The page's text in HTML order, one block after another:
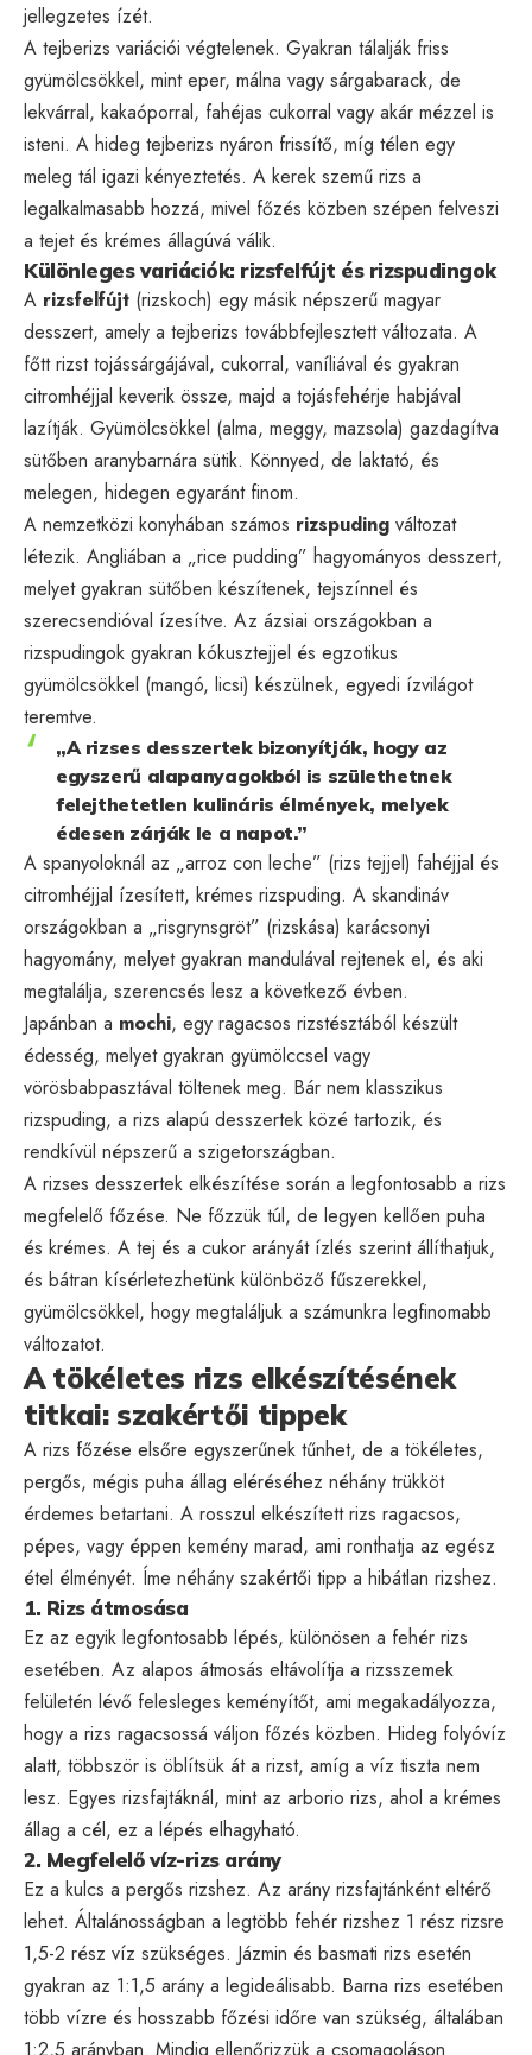
jellegzetes ízét.
A tejberizs variációi végtelenek. Gyakran tálalják friss
gyümölcsökkel, mint eper, málna vagy sárgabarack, de
lekvárral, kakaóporral, fahéjas cukorral vagy akár mézzel is
isteni. A hideg tejberizs nyáron frissítő, míg télen egy
meleg tál igazi kényeztetés. A kerek szemű rizs a
legalkalmasabb hozzá, mivel főzés közben szépen felveszi
a tejet és krémes állagúvá válik.
Különleges variációk: rizsfelfújt és rizspudingok
A rizsfelfújt (rizskoch) egy másik népszerű magyar
desszert, amely a tejberizs továbbfejlesztett változata. A
főtt rizst tojássárgájával, cukorral, vaníliával és gyakran
citromhéjjal keverik össze, majd a tojásfehérje habjával
lazítják. Gyümölcsökkel (alma, meggy, mazsola) gazdagítva
sütőben aranybarnára sütik. Könnyed, de laktató, és
melegen, hidegen egyaránt finom.
A nemzetközi konyhában számos rizspuding változat
létezik. Angliában a „rice pudding” hagyományos desszert,
melyet gyakran sütőben készítenek, tejszínnel és
szerecsendióval ízesítve. Az ázsiai országokban a
rizspudingok gyakran kókusztejjel és egzotikus
gyümölcsökkel (mangó, licsi) készülnek, egyedi ízvilágot
teremtve.
„A rizses desszertek bizonyítják, hogy az
egyszerű alapanyagokból is születhetnek
felejthetetlen kulináris élmények, melyek
édesen zárják le a napot.”
A spanyoloknál az „arroz con leche” (rizs tejjel) fahéjjal és
citromhéjjal ízesített, krémes rizspuding. A skandináv
országokban a „risgrynsgröt” (rizskása) karácsonyi
hagyomány, melyet gyakran mandulával rejtenek el, és aki
megtalálja, szerencsés lesz a következő évben.
Japánban a mochi, egy ragacsos rizstésztából készült
édesség, melyet gyakran gyümölccsel vagy
vörösbabpasztával töltenek meg. Bár nem klasszikus
rizspuding, a rizs alapú desszertek közé tartozik, és
rendkívül népszerű a szigetországban.
A rizses desszertek elkészítése során a legfontosabb a rizs
megfelelő főzése. Ne főzzük túl, de legyen kellően puha
és krémes. A tej és a cukor arányát ízlés szerint állíthatjuk,
és bátran kísérletezhetünk különböző fűszerekkel,
gyümölcsökkel, hogy megtaláljuk a számunkra legfinomabb
változatot.
A tökéletes rizs elkészítésének
titkai: szakértői tippek
A rizs főzése elsőre egyszerűnek tűnhet, de a tökéletes,
pergős, mégis puha állag eléréséhez néhány trükköt
érdemes betartani. A rosszul elkészített rizs ragacsos,
pépes, vagy éppen kemény marad, ami ronthatja az egész
étel élményét. Íme néhány szakértői tipp a hibátlan rizshez.
1. Rizs átmosása
Ez az egyik legfontosabb lépés, különösen a fehér rizs
esetében. Az alapos átmosás eltávolítja a rizsszemek
felületén lévő felesleges keményítőt, ami megakadályozza,
hogy a rizs ragacsossá váljon főzés közben. Hideg folyóvíz
alatt, többször is öblítsük át a rizst, amíg a víz tiszta nem
lesz. Egyes rizsfajtáknál, mint az arborio rizs, ahol a krémes
állag a cél, ez a lépés elhagyható.
2. Megfelelő víz-rizs arány
Ez a kulcs a pergős rizshez. Az arány rizsfajtánként eltérő
lehet. Általánosságban a legtöbb fehér rizshez 1 rész rizsre
1,5-2 rész víz szükséges. Jázmin és basmati rizs esetén
gyakran az 1:1,5 arány a legideálisabb. Barna rizs esetében
több vízre és hosszabb főzési időre van szükség, általában
1:2,5 arányban. Mindig ellenőrizzük a csomagoláson